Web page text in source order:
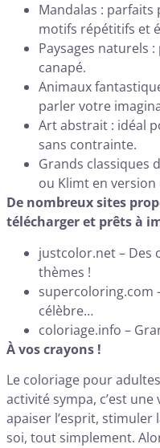
Mandalas :
motifs répétitifs et
Paysages naturels
canapé.
Animaux
parler votre
Art abstrait : idéal
sans contrainte.
Grands classiques
ou Klimt en version
De nombreux sites
télécharger et prêts à
justcolor.net– Des
thèmes !
supercoloring.com
célèbre…
coloriage.info –
À vos crayons !
Le coloriage pour
activité sympa, c’est
apaiser l’esprit,
soi, tout simplement.